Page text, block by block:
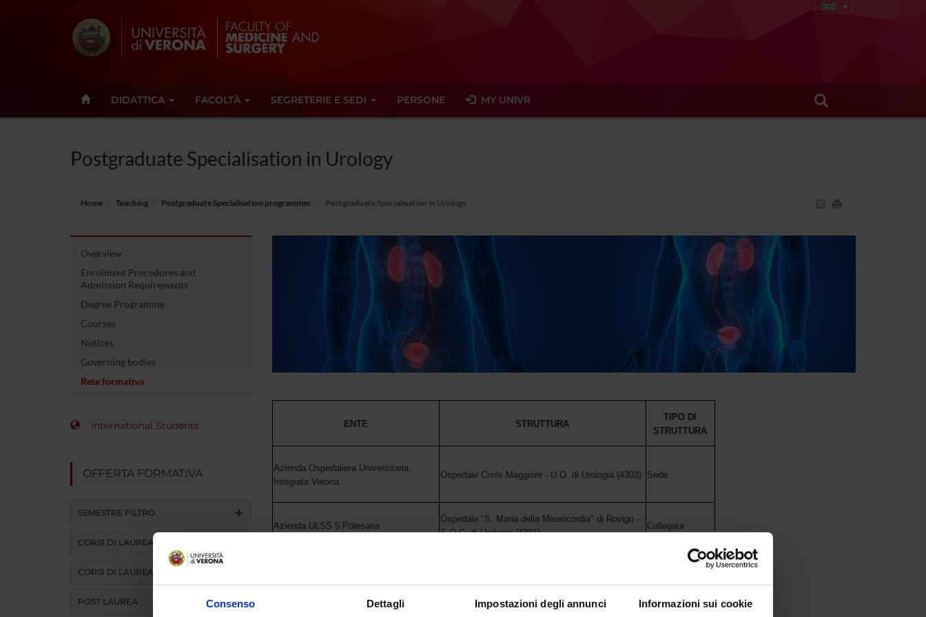
Consenso Dettagli Impostazioni degli annunci Informazioni sui cookie
DIDATTICA FACOLTÀ SEGRETERIE E SEDI PERSONE MY UNIVR
Postgraduate Specialisation in Urology
Home Teaching Postgraduate Specialisation programmes Postgraduate Specialisation in Urology
Overview
Enrolment Procedures and
Admission Requirements
Degree Programme
Courses
Notices
Governing bodies
Rete formativa
International Students
OFFERTA FORMATIVA
SEMESTRE FILTRO
CORSI DI LAUREA
CORSI DI LAUREA MAGISTRALE
POST LAUREA
ENTE STRUTTURA
TIPO DI
STRUTTURA
Azienda Ospedaliera Universitaria
Integrata Verona
Ospedale Civile Maggiore - U.O. di Urologia (4303) Sede
Azienda ULSS 5 Polesana
Ospedale "S. Maria della Misericordia" di Rovigo -
S.O.C. di Urologia (4301)
Collegata